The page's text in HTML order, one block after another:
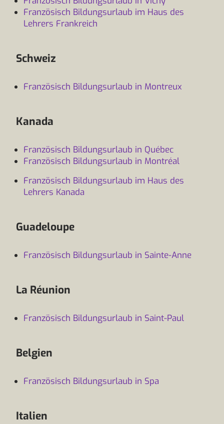
Französisch Bildungsurlaub im Haus des
Lehrers Frankreich
Schweiz
Französisch Bildungsurlaub in Montreux
Kanada
Französisch Bildungsurlaub in Québec
Französisch Bildungsurlaub in Montréal
Französisch Bildungsurlaub im Haus des
Lehrers Kanada
Guadeloupe
Französisch Bildungsurlaub in Sainte-Anne
La Réunion
Französisch Bildungsurlaub in Saint-Paul
Belgien
Französisch Bildungsurlaub in Spa
Italien